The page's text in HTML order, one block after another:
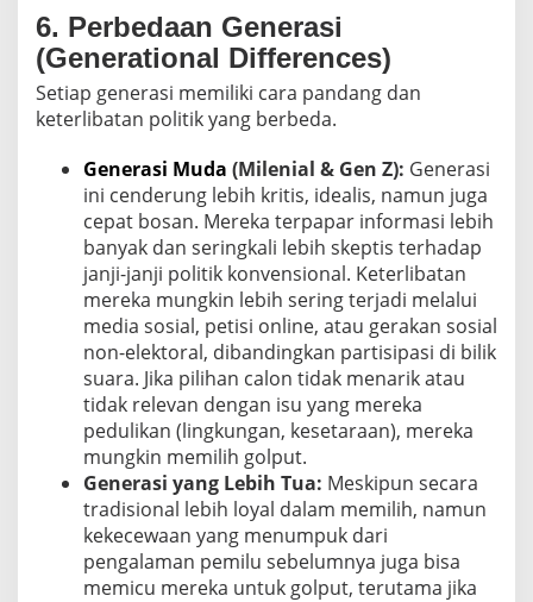
6. Perbedaan Generasi
(Generational Differences)
Setiap generasi memiliki cara pandang dan
keterlibatan politik yang berbeda.
Generasi Muda (Milenial & Gen Z): Generasi
ini cenderung lebih kritis, idealis, namun juga
cepat bosan. Mereka terpapar informasi lebih
banyak dan seringkali lebih skeptis terhadap
janji-janji politik konvensional. Keterlibatan
mereka mungkin lebih sering terjadi melalui
media sosial, petisi online, atau gerakan sosial
non-elektoral, dibandingkan partisipasi di bilik
suara. Jika pilihan calon tidak menarik atau
tidak relevan dengan isu yang mereka
pedulikan (lingkungan, kesetaraan), mereka
mungkin memilih golput.
Generasi yang Lebih Tua: Meskipun secara
tradisional lebih loyal dalam memilih, namun
kekecewaan yang menumpuk dari
pengalaman pemilu sebelumnya juga bisa
memicu mereka untuk golput, terutama jika